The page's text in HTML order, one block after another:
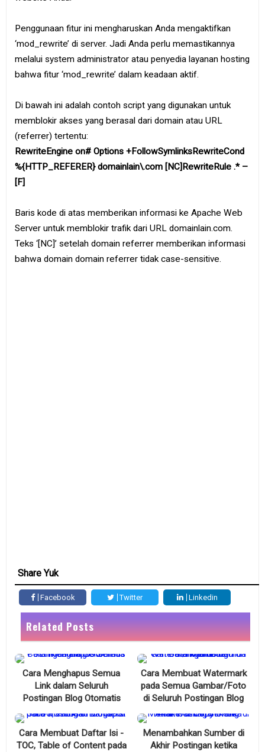
Penggunaan fitur ini mengharuskan Anda mengaktifkan
‘mod_rewrite’ di server. Jadi Anda perlu memastikannya
melalui system administrator atau penyedia layanan hosting
bahwa fitur ‘mod_rewrite’ dalam keadaan aktif.
Di bawah ini adalah contoh script yang digunakan untuk
memblokir akses yang berasal dari domain atau URL
(referrer) tertentu:
RewriteEngine on# Options +FollowSymlinksRewriteCond
%{HTTP_REFERER} domainlain\.com [NC]RewriteRule .* –
[F]
Baris kode di atas memberikan informasi ke Apache Web
Server untuk memblokir trafik dari URL domainlain.com.
Teks ‘[NC]’ setelah domain referrer memberikan informasi
bahwa domain domain referrer tidak case-sensitive.
Share Yuk
Facebook Twitter Linkedin
Related Posts
Cara Menghapus Semua
Link dalam Seluruh
Postingan Blog Otomatis
Cara Membuat Watermark
pada Semua Gambar/Foto
di Seluruh Postingan Blog
Cara Membuat Daftar Isi -
TOC, Table of Content pada
Menambahkan Sumber di
Akhir Postingan ketika